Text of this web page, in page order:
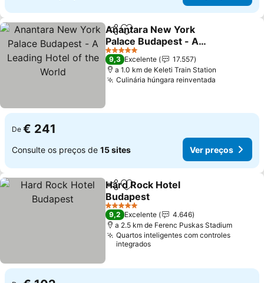
PartilharAdicionar aos favoritos
Anantara New York
Palace Budapest - A
Leading Hotel of the
World
5 Estrelas
9,3 Excelente
17.557
a 1.0 km de Keleti Train Station
Culinária húngara reinventada
De € 241
Consulte os preços de 15 sites Ver preços
PartilharAdicionar aos favoritos
Hard Rock Hotel
Budapest
5 Estrelas
9,2 Excelente
4.646
a 2.5 km de Ferenc Puskas Stadium
Quartos inteligentes com controles
integrados